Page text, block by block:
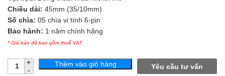
Chiều dài: 45mm (35/10mm)
Số chìa: 05 chìa vi tính 6-pin
Bảo hành: 1 năm chính hãng
* Giá bán đã bao gồm thuế VAT
Số
lượng
Thêm vào giỏ hàng Yêu cầu tư vấn